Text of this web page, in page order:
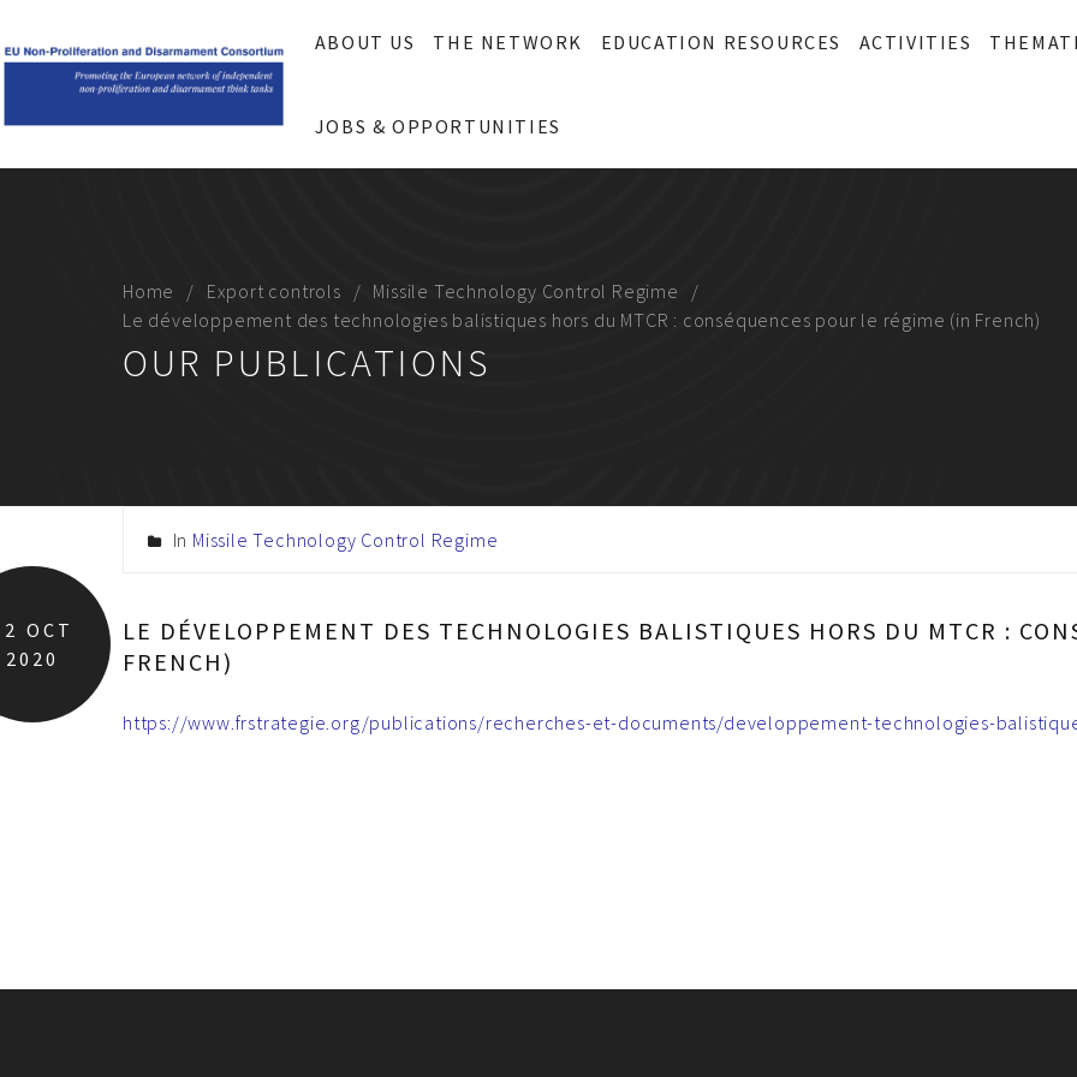
ABOUT US THE NETWORK EDUCATION RESOURCES ACTIVITIES
JOBS & OPPORTUNITIES
Home Export controls
Missile Technology Control Regime
Le développement des technologies balistiques hors du MTCR : conséquences pour le régime (in French)
OUR PUBLICATIONS
OCT
2020
In Missile Technology Control Regime
LE DÉVELOPPEMENT DES TECHNOLOGIES BALISTIQUES HORS DU MTCR :
FRENCH)
https://www.frstrategie.org/publications/recherches-et-documents/developpement-technologies-